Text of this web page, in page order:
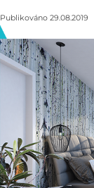
Publikováno 29.08.2019